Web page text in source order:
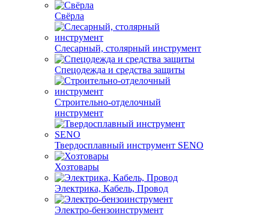
Свёрла
Слесарный, столярный инструмент
Спецодежда и средства защиты
Строительно-отделочный
инструмент
Твердосплавный инструмент SENO
Хозтовары
Электрика, Кабель, Провод
Электро-бензоинструмент